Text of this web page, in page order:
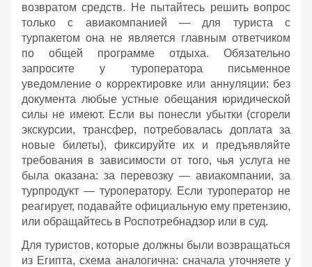
возвратом средств. Не пытайтесь решить вопрос
только с авиакомпанией — для туриста с
турпакетом она не является главным ответчиком
по общей программе отдыха. Обязательно
запросите у туроператора письменное
уведомление о корректировке или аннуляции: без
документа любые устные обещания юридической
силы не имеют. Если вы понесли убытки (сгорели
экскурсии, трансфер, потребовалась доплата за
новые билеты), фиксируйте их и предъявляйте
требования в зависимости от того, чья услуга не
была оказана: за перевозку — авиакомпании, за
турпродукт — туроператору. Если туроператор не
реагирует, подавайте официальную ему претензию,
или обращайтесь в Роспотребнадзор или в суд.
Для туристов, которые должны были возвращаться
из Египта, схема аналогична: сначала уточняете у